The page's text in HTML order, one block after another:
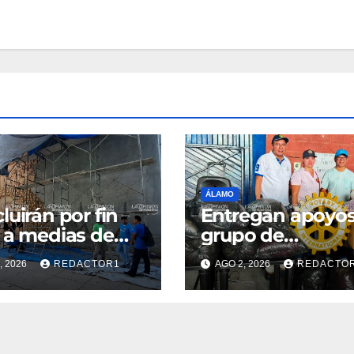
por fin
medias de
2026 REDACTOR1
ÁLAMO
Entregan
grupo de
rehabilitación 5
Febrero
AGO 2, 2026